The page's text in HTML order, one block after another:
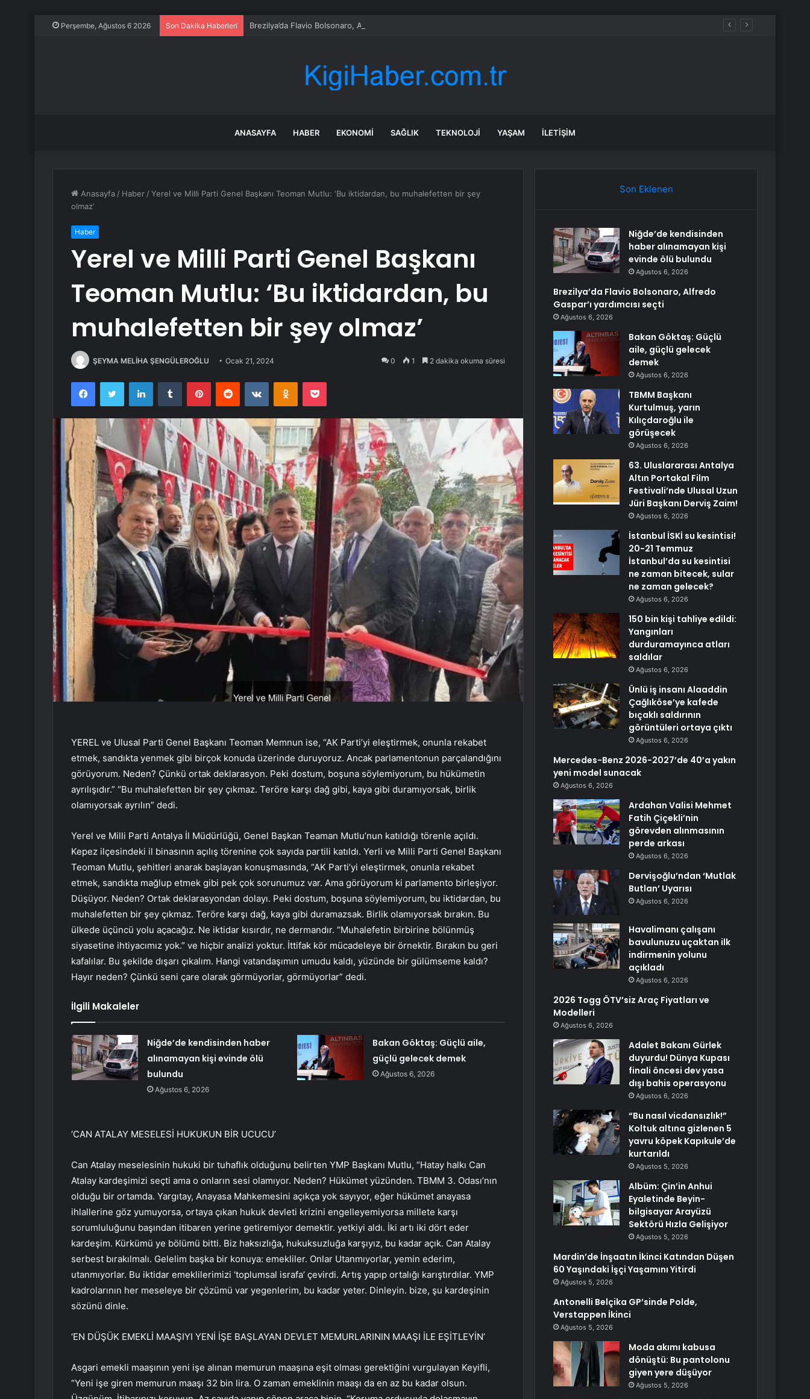
Perşembe, Ağustos 6 2026 Son Dakika Haberleri Brezilya’da Flavio Bolsonaro, Alfredo Gaspar’ı yardımcısı seçti
ANASAYFA HABER EKONOMI SAĞLIK TEKNOLOJI YAŞAM İLETIŞIM
Anasayfa / Haber /Yerel ve Milli Parti Genel Başkanı Teoman Mutlu: ‘Bu iktidardan, bu muhalefetten bir şey
olmaz’
Haber
Yerel ve Milli Parti Genel Başkanı
Teoman Mutlu: ‘Bu iktidardan, bu
muhalefetten bir şey olmaz’
ŞEYMA MELİHA ŞENGÜLEROĞLU Ocak 21, 2024 0 1 2 dakika okuma süresi
FacebookTwitter LinkedInTumblr PinterestReddit VKontakteOdnoklassniki
Pocket
YEREL ve Ulusal Parti Genel Başkanı Teoman Memnun ise, “AK Parti’yi eleştirmek, onunla rekabet
etmek, sandıkta yenmek gibi birçok konuda üzerinde duruyoruz. Ancak parlamentonun parçalandığını
görüyorum. Neden? Çünkü ortak deklarasyon. Peki dostum, boşuna söylemiyorum, bu hükümetin
ayrılışıdır.” “Bu muhalefetten bir şey çıkmaz. Teröre karşı dağ gibi, kaya gibi duramıyorsak, birlik
olamıyorsak ayrılın” dedi.
Yerel ve Milli Parti Antalya İl Müdürlüğü, Genel Başkan Teaman Mutlu’nun katıldığı törenle açıldı.
Kepez ilçesindeki il binasının açılış törenine çok sayıda partili katıldı. Yerli ve Milli Parti Genel Başkanı
Teoman Mutlu, şehitleri anarak başlayan konuşmasında, “AK Parti’yi eleştirmek, onunla rekabet
etmek, sandıkta mağlup etmek gibi pek çok sorunumuz var. Ama görüyorum ki parlamento birleşiyor.
Düşüyor. Neden? Ortak deklarasyondan dolayı. Peki dostum, boşuna söylemiyorum, bu iktidardan, bu
muhalefetten bir şey çıkmaz. Teröre karşı dağ, kaya gibi duramazsak. Birlik olamıyorsak bırakın. Bu
ülkede üçüncü yolu açacağız. Ne iktidar kısırdır, ne dermandır. “Muhalefetin birbirine bölünmüş
siyasetine ihtiyacımız yok.” ve hiçbir analizi yoktur. İttifak kör mücadeleye bir örnektir. Bırakın bu geri
kafalılar. Bu şekilde dışarı çıkalım. Hangi vatandaşımın umudu kaldı, yüzünde bir gülümseme kaldı?
Hayır neden? Çünkü seni çare olarak görmüyorlar, görmüyorlar” dedi.
İlgili Makaleler
Niğde’de kendisinden haber
alınamayan kişi evinde ölü
bulundu
Ağustos 6, 2026
Bakan Göktaş: Güçlü aile,
güçlü gelecek demek
Ağustos 6, 2026
‘CAN ATALAY MESELESİ HUKUKUN BİR UCUCU’
Can Atalay meselesinin hukuki bir tuhaflık olduğunu belirten YMP Başkanı Mutlu, “Hatay halkı Can
Atalay kardeşimizi seçti ama o onların sesi olamıyor. Neden? Hükümet yüzünden. TBMM 3. Odası’nın
olduğu bir ortamda. Yargıtay, Anayasa Mahkemesini açıkça yok sayıyor, eğer hükümet anayasa
ihlallerine göz yumuyorsa, ortaya çıkan hukuk devleti krizini engelleyemiyorsa millete karşı
sorumluluğunu başından itibaren yerine getiremiyor demektir. yetkiyi aldı. İki artı iki dört eder
kardeşim. Kürkümü ye bölümü bitti. Biz haksızlığa, hukuksuzluğa karşıyız, bu kadar açık. Can Atalay
serbest bırakılmalı. Gelelim başka bir konuya: emekliler. Onlar Utanmıyorlar, yemin ederim,
utanmıyorlar. Bu iktidar emeklilerimizi ‘toplumsal israfa’ çevirdi. Artış yapıp ortalığı karıştırdılar. YMP
kadrolarının her meseleye bir çözümü var yegenlerim, bu kadar yeter. Dinleyin. bize, şu kardeşinin
sözünü dinle.
‘EN DÜŞÜK EMEKLİ MAAŞIYI YENİ İŞE BAŞLAYAN DEVLET MEMURLARININ MAAŞI İLE EŞİTLEYİN’
Asgari emekli maaşının yeni işe alınan memurun maaşına eşit olması gerektiğini vurgulayan Keyifli,
“Yeni işe giren memurun maaşı 32 bin lira. O zaman emeklinin maaşı da en az bu kadar olsun.
Son Eklenen
Niğde’de kendisinden
haber alınamayan kişi
evinde ölü bulundu
Ağustos 6, 2026
Brezilya’da Flavio Bolsonaro, Alfredo
Gaspar’ı yardımcısı seçti
Ağustos 6, 2026
Bakan Göktaş: Güçlü
aile, güçlü gelecek
demek
Ağustos 6, 2026
TBMM Başkanı
Kurtulmuş, yarın
Kılıçdaroğlu ile
görüşecek
Ağustos 6, 2026
63. Uluslararası Antalya
Altın Portakal Film
Festivali’nde Ulusal Uzun
Jüri Başkanı Derviş Zaim!
Ağustos 6, 2026
İstanbul İSKİ su kesintisi!
20-21 Temmuz
İstanbul’da su kesintisi
ne zaman bitecek, sular
ne zaman gelecek?
Ağustos 6, 2026
150 bin kişi tahliye edildi:
Yangınları
durduramayınca atları
saldılar
Ağustos 6, 2026
Ünlü iş insanı Alaaddin
Çağlıköse’ye kafede
bıçaklı saldırının
görüntüleri ortaya çıktı
Ağustos 6, 2026
Mercedes-Benz 2026-2027’de 40’a yakın
yeni model sunacak
Ağustos 6, 2026
Ardahan Valisi Mehmet
Fatih Çiçekli’nin
görevden alınmasının
perde arkası
Ağustos 6, 2026
Dervişoğlu’ndan ‘Mutlak
Butlan’ Uyarısı
Ağustos 6, 2026
Havalimanı çalışanı
bavulunuzu uçaktan ilk
indirmenin yolunu
açıkladı
Ağustos 6, 2026
2026 Togg ÖTV’siz Araç Fiyatları ve
Modelleri
Ağustos 6, 2026
Adalet Bakanı Gürlek
duyurdu! Dünya Kupası
finali öncesi dev yasa
dışı bahis operasyonu
Ağustos 6, 2026
“Bu nasıl vicdansızlık!”
Koltuk altına gizlenen 5
yavru köpek Kapıkule’de
kurtarıldı
Ağustos 5, 2026
Albüm: Çin’in Anhui
Eyaletinde Beyin-
bilgisayar Arayüzü
Sektörü Hızla Gelişiyor
Ağustos 5, 2026
Mardin’de İnşaatın İkinci Katından Düşen
60 Yaşındaki İşçi Yaşamını Yitirdi
Ağustos 5, 2026
Antonelli Belçika GP’sinde Polde,
Verstappen İkinci
Ağustos 5, 2026
Moda akımı kabusa
dönüştü: Bu pantolonu
giyen yere düşüyor
Ağustos 5, 2026